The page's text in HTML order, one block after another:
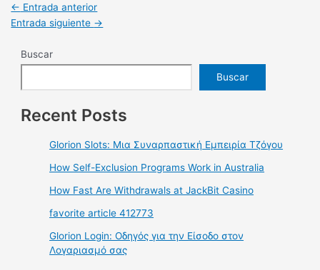
← Entrada anterior
Entrada siguiente →
Buscar
Buscar
Recent Posts
Glorion Slots: Μια Συναρπαστική Εμπειρία Τζόγου
How Self-Exclusion Programs Work in Australia
How Fast Are Withdrawals at JackBit Casino
favorite article 412773
Glorion Login: Οδηγός για την Είσοδο στον
Λογαριασμό σας